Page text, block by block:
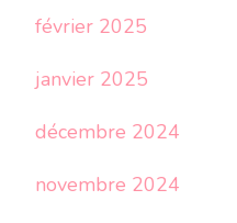
février 2025
janvier 2025
décembre 2024
novembre 2024